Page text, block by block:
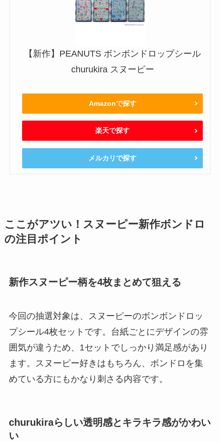
【新作】PEANUTS ボンボンドロップシール
churukira スヌーピー
Amazonで探す
楽天で探す
メルカリで探す
ここがアツい！スヌーピー新作ボンドロ
の注目ポイント
新作スヌーピー柄を4枚まとめて狙える
今回の抽選対象は、スヌーピーのボンボンドロッ
プシール4枚セットです。台紙ごとにデザインの雰
囲気が違うため、1セットでしっかり満足感があり
ます。スヌーピー好きはもちろん、ボンドロを集
めている方にもかなり刺さる内容です。
churukiraらしい透明感とキラキラ感がかわい
い